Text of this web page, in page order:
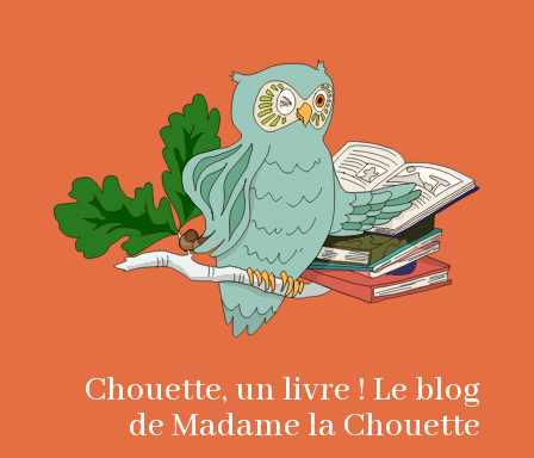
Chouette, un livre ! Le blog
de Madame la Chouette